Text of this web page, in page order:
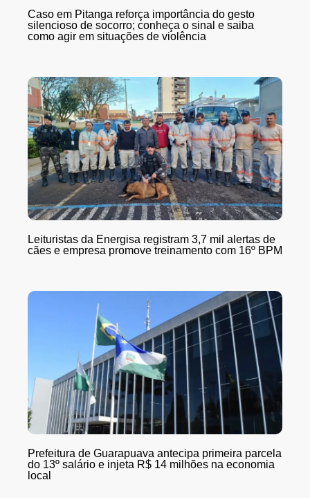
Caso em Pitanga reforça importância do gesto
silencioso de socorro; conheça o sinal e saiba
como agir em situações de violência
Leituristas da Energisa registram 3,7 mil alertas de
cães e empresa promove treinamento com 16º BPM
Prefeitura de Guarapuava antecipa primeira parcela
do 13º salário e injeta R$ 14 milhões na economia
local